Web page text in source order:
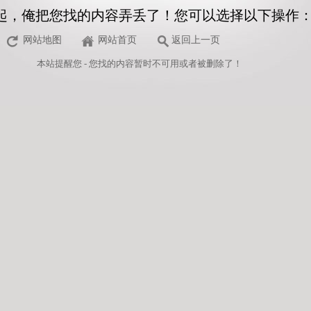
，俺把您找的内容弄丢了！您可以选择以下操作
网站地图 网站首页 返回上一页
本站提醒您 - 您找的内容暂时不可用或者被删除了！